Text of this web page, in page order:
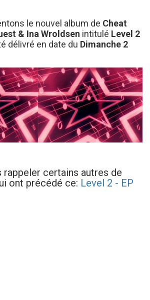
le nouvel album de Cheat
& Ina Wroldsen intitulé Level 2
délivré en date du Dimanche 2
rappeler certains autres de
ont précédé ce: Level 2 - EP